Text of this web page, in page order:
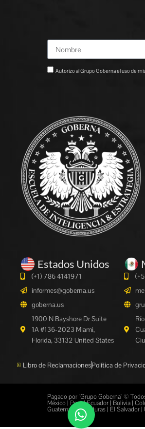
Autorizo al Grupo Goberna el uso de
Estados Unidos
(+1) 786 4141971
informes@goberna.us
goberna.us
1900 N Bayshore Dr Suite
1A #136-2023 Miami,
Florida, 33132 United States
Libro de ReclamacionesPolítica de
Pagado por "Grupo Goberna" ©
México | Perú | Ecuador | Bolivia |
Guatemala | Honduras | El Salvador |
Más información